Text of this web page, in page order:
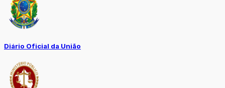
Diário Oficial da União